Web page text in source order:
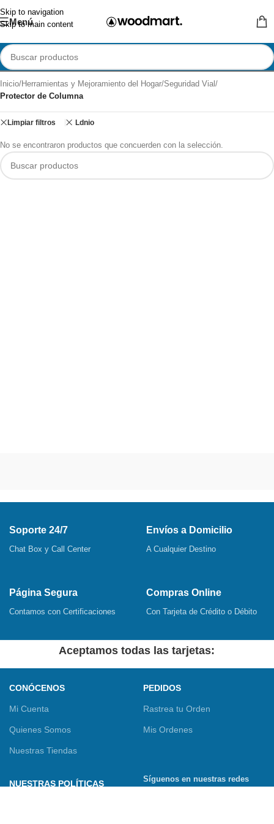
Skip to navigation
Skip to main content
Menú
Inicio/Herramientas y Mejoramiento del Hogar/Seguridad Vial /
Protector de Columna
Limpiar filtros Ldnio
No se encontraron productos que concuerden con la selección.
Soporte 24/7
Chat Box y Call Center
Envíos a Domicilio
A Cualquier Destino
Página Segura
Contamos con Certificaciones
Compras Online
Con Tarjeta de Crédito o Débito
Aceptamos todas las tarjetas:
CONÓCENOS
Mi Cuenta
Quienes Somos
Nuestras Tiendas
PEDIDOS
Rastrea tu Orden
Mis Ordenes
NUESTRAS POLÍTICAS
Síguenos en nuestras redes